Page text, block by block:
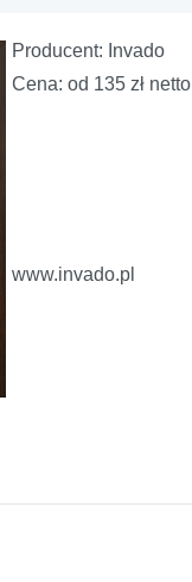
Producent: Invado
Cena: od 135 zł netto
www.invado.pl